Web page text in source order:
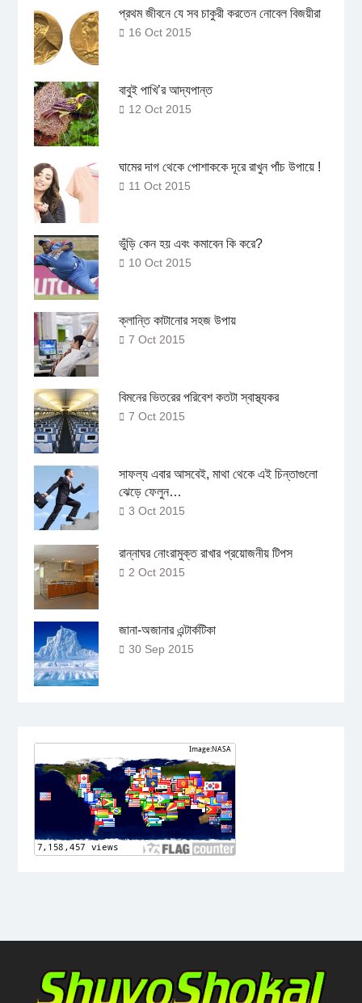
প্রথম জীবনে যে সব চাকুরী করতেন নোবেল বিজয়ীরা
16 Oct 2015
বাবুই পাখি’র আদ্যপান্ত
12 Oct 2015
ঘামের দাগ থেকে পোশাককে দূরে রাখুন পাঁচ উপায়ে !
11 Oct 2015
ভুঁড়ি কেন হয় এবং কমাবেন কি করে?
10 Oct 2015
ক্লান্তি কাটানোর সহজ উপায়
7 Oct 2015
বিমনের ভিতরের পরিবেশ কতটা স্বাস্থ্যকর
7 Oct 2015
সাফল্য এবার আসবেই, মাথা থেকে এই চিন্তাগুলো
ঝেড়ে ফেলুন…
3 Oct 2015
রান্নাঘর নোংরামুক্ত রাখার প্রয়োজনীয় টিপস
2 Oct 2015
জানা-অজানার এন্টার্কটিকা
30 Sep 2015